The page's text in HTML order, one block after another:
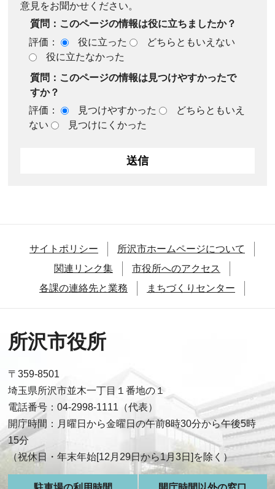
意見をお聞かせください。
質問：このページの情報は役に立ちましたか？
評価：
役に立った
どちらともいえない
役に立たなかった
質問：このページの情報は見つけやすかったで
すか？
評価：
見つけやすかった
どちらともいえ
ない
見つけにくかった
サイトポリシー
所沢市ホームページについて
関連リンク集
市役所へのアクセス
各課の連絡先と業務
まちづくりセンター
所沢市役所
〒359-8501
埼玉県所沢市並木一丁目１番地の１
電話番号：04-2998-1111（代表）
開庁時間：月曜日から金曜日の午前8時30分から午後5時
15分
（祝休日・年末年始[12月29日から1月3日]を除く）